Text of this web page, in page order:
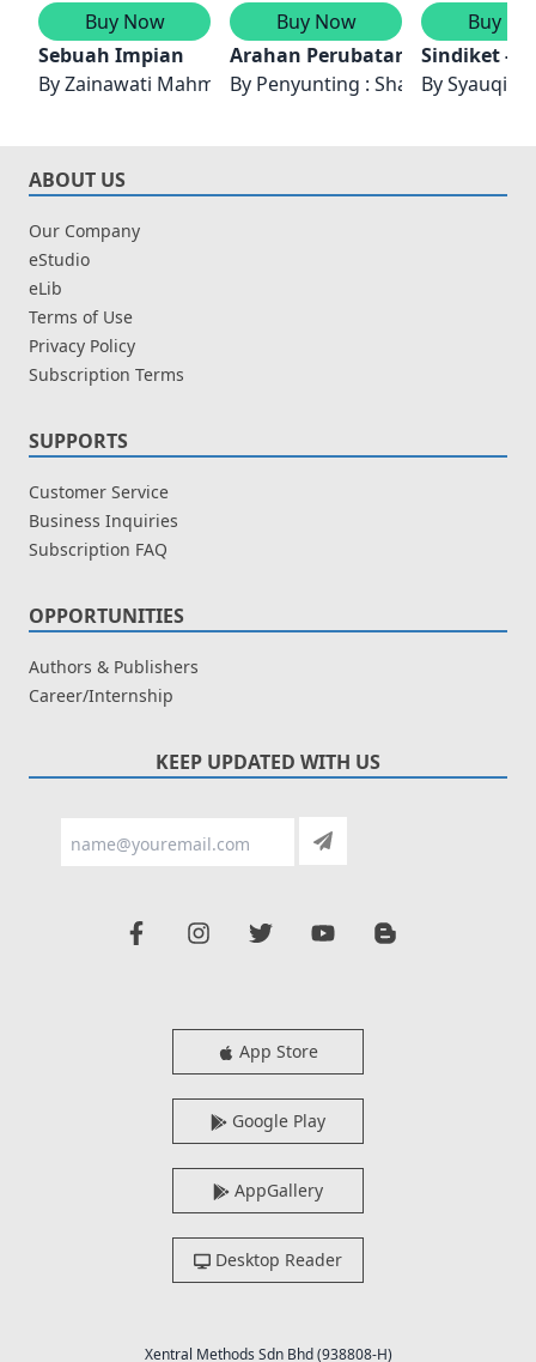
Buy Now
Sebuah Impian
ByZainawati Mahmood
Buy Now
Arahan Perubatan Awal
By Penyunting : Shaikh Mohd
Buy
Sindiket -
BySyauqie
ABOUT US
Our Company
eStudio
eLib
Terms of Use
Privacy Policy
Subscription Terms
SUPPORTS
Customer Service
Business Inquiries
Subscription FAQ
OPPORTUNITIES
Authors & Publishers
Career/Internship
KEEP UPDATED WITH US
App Store
Google Play
AppGallery
Desktop Reader
Xentral Methods Sdn Bhd (938808-H)